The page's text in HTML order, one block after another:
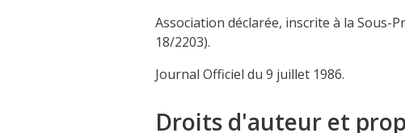
Association déclarée, inscrite à la Sous-
18/2203).
Journal Officiel du 9 juillet 1986.
Droits d'auteur et